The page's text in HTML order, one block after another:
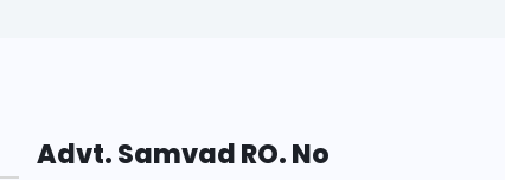
Advt. Samvad RO. No